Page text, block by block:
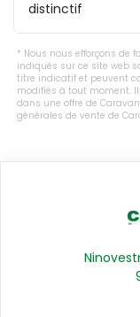
Nous nous efforçons de
indiqués sur ce site web
titre indicatif et peuvent
modifiés à tout moment.
dans une offre de
générales de vente de